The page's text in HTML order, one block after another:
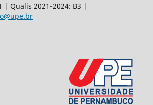
| Qualis 2021-2024: B3 |